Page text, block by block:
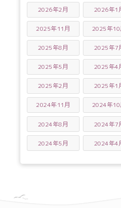
2026年2月 2026年1
2025年11月 2025年10
2025年8月 2025年7
2025年5月 2025年4
2025年2月 2025年1
2024年11月 2024年10
2024年8月 2024年7
2024年5月 2024年4